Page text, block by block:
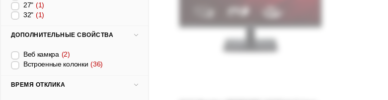
27" (1)
32" (1)
ДОПОЛНИТЕЛЬНЫЕ СВОЙСТВА
Веб камкра (2)
Встроенные колонки (36)
ВРЕМЯ ОТКЛИКА